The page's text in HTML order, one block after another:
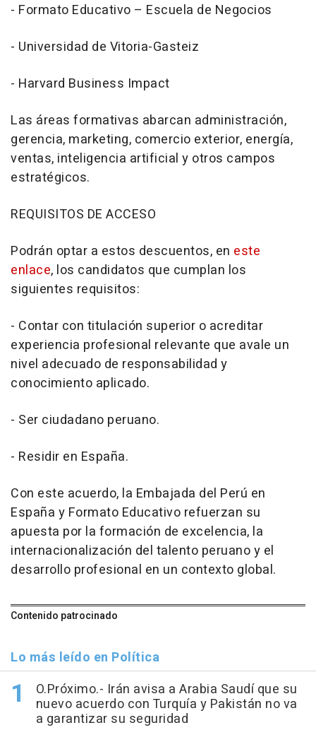
- Formato Educativo – Escuela de Negocios
- Universidad de Vitoria-Gasteiz
- Harvard Business Impact
Las áreas formativas abarcan administración,
gerencia, marketing, comercio exterior, energía,
ventas, inteligencia artificial y otros campos
estratégicos.
REQUISITOS DE ACCESO
Podrán optar a estos descuentos, en este
enlace, los candidatos que cumplan los
siguientes requisitos:
- Contar con titulación superior o acreditar
experiencia profesional relevante que avale un
nivel adecuado de responsabilidad y
conocimiento aplicado.
- Ser ciudadano peruano.
- Residir en España.
Con este acuerdo, la Embajada del Perú en
España y Formato Educativo refuerzan su
apuesta por la formación de excelencia, la
internacionalización del talento peruano y el
desarrollo profesional en un contexto global.
Contenido patrocinado
Lo más leído en Política
O.Próximo.- Irán avisa a Arabia Saudí que su
nuevo acuerdo con Turquía y Pakistán no va
a garantizar su seguridad